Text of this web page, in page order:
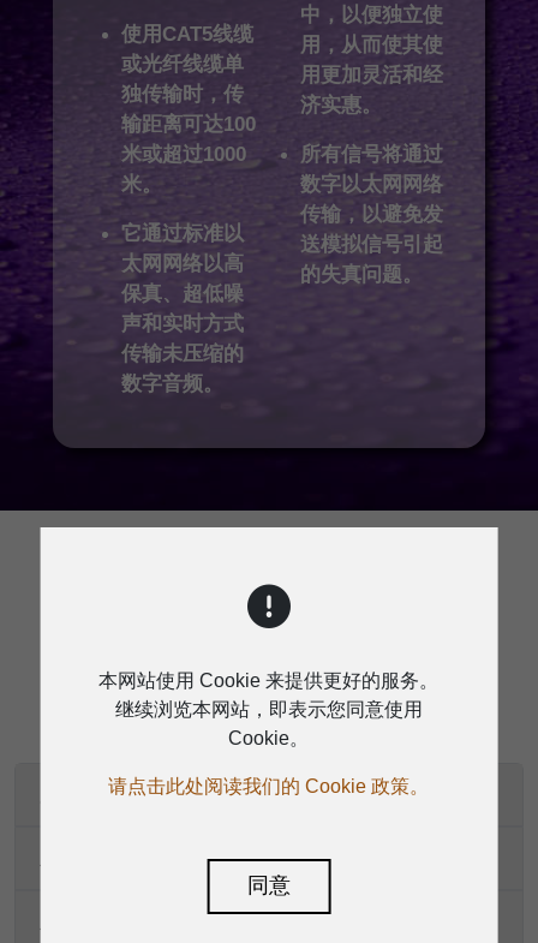
使用CAT5线缆
或光纤线缆单
独传输时，传
输距离可达100
米或超过1000
米。
它通过标准以
太网网络以高
保真、超低噪
声和实时方式
传输未压缩的
数字音频。
中，以便独立使
用，从而使其使
用更加灵活和经
济实惠。
所有信号将通过
数字以太网网络
传输，以避免发
送模拟信号引起
的失真问题。
麦克风输入
本网站使用 Cookie 来提供更好的服务。
继续浏览本网站，即表示您同意使用
Cookie。
请点击此处阅读我们的 Cookie 政策。
同意